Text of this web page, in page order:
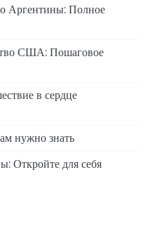
Аргентины: Полное
США: Пошаговое
в сердце
нужно знать
Откройте для себя